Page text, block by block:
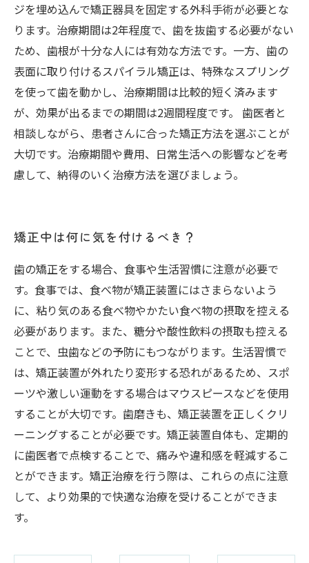
ジを埋め込んで矯正器具を固定する外科手術が必要とな
ります。治療期間は2年程度で、歯を抜歯する必要がない
ため、歯根が十分な人には有効な方法です。一方、歯の
表面に取り付けるスパイラル矯正は、特殊なスプリング
を使って歯を動かし、治療期間は比較的短く済みます
が、効果が出るまでの期間は2週間程度です。 歯医者と
相談しながら、患者さんに合った矯正方法を選ぶことが
大切です。治療期間や費用、日常生活への影響などを考
慮して、納得のいく治療方法を選びましょう。
矯正中は何に気を付けるべき？
歯の矯正をする場合、食事や生活習慣に注意が必要で
す。食事では、食べ物が矯正装置にはさまらないよう
に、粘り気のある食べ物やかたい食べ物の摂取を控える
必要があります。また、糖分や酸性飲料の摂取も控える
ことで、虫歯などの予防にもつながります。生活習慣で
は、矯正装置が外れたり変形する恐れがあるため、スポ
ーツや激しい運動をする場合はマウスピースなどを使用
することが大切です。歯磨きも、矯正装置を正しくクリ
ーニングすることが必要です。矯正装置自体も、定期的
に歯医者で点検することで、痛みや違和感を軽減するこ
とができます。矯正治療を行う際は、これらの点に注意
して、より効果的で快適な治療を受けることができま
す。